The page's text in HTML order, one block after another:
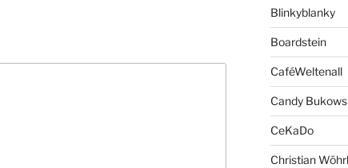
Blinkyblanky
Boardstein
CaféWeltenall
Candy
CeKaDo
Christian Wöhrl